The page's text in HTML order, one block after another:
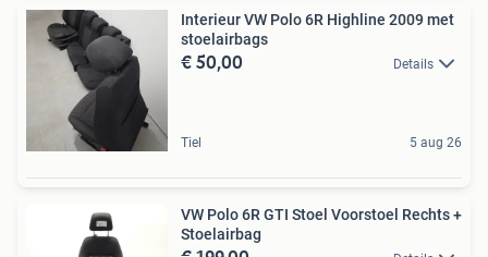
Interieur VW Polo 6R Highline 2009 met
stoelairbags
€ 50,00 Details
Tiel 5 aug 26
VW Polo 6R GTI Stoel Voorstoel Rechts +
Stoelairbag